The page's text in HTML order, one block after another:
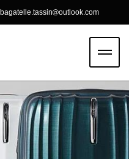
bagatelle.tassin outlook.com